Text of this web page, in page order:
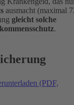
ausmacht (maximal
gleicht solche
.
(PDF,